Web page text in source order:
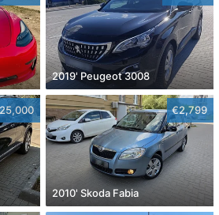
2019' Peugeot 3008
€2,799
2010' Skoda Fabia